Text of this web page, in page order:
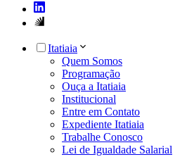
Itatiaia
Quem Somos
Programação
Ouça a Itatiaia
Institucional
Entre em Contato
Expediente Itatiaia
Trabalhe Conosco
Lei de Igualdade Salarial